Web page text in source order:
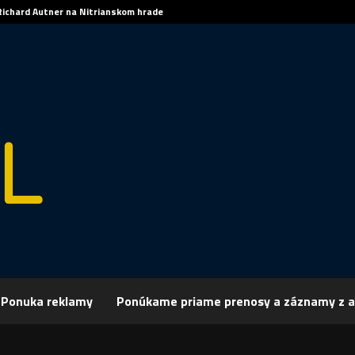
Autner na Nitrianskom hrade
Ponuka reklamy Ponúkame priame prenosy a záznamy z
Šport ŠPORT, AMERICKÝ FUTBAL: Memoriál Kincela vyhrala Nitra
AMERICKÝ FUTBAL: Memoriál Kincela